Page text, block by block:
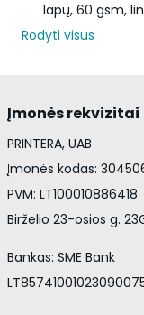
lapų, 60 gsm,
Rodyti visus
Įmonės rekvizitai
PRINTERA, UAB
Įmonės kodas:
PVM: LT100010886418
Birželio 23-osios g.
Bankas: SME Bank